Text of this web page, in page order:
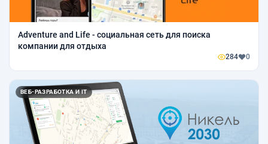
Adventure and Life - социальная сеть для поиска
компании для отдыха
284 0
ВЕБ-РАЗРАБОТКА И IT